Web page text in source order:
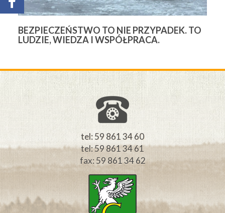
BEZPIECZEŃSTWO TO NIE PRZYPADEK. TO
LUDZIE, WIEDZA I WSPÓŁPRACA.
tel: 59 861 34 60
tel: 59 861 34 61
fax: 59 861 34 62